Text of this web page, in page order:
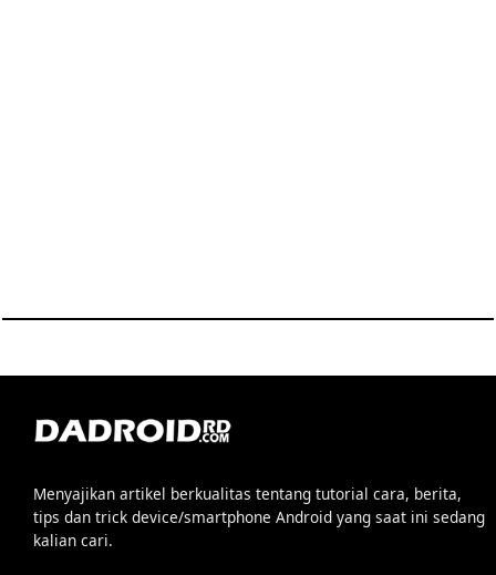
Menyajikan artikel berkualitas tentang tutorial cara, berita,
tips dan trick device/smartphone Android yang saat ini sedang
kalian cari.